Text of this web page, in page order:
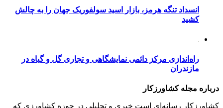
انسداد تنگه هرمز، بازار اسید سولفوریک جهان را به چالش
کشید
راه‌اندازی مرکز دائمی نمایشگاهی و تجاری گل و گیاه در
مازندران
درباره مجله کشاورزکار
کشاورزکار رسانه‌ای است خبری و تحلیلی در حوزه کشاورزی که